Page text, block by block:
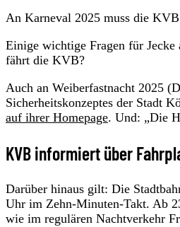
An Karneval 2025 muss die
Einige wichtige Fragen für Jecke
fährt die KVB?
Auch an Weiberfastnacht 2025
Sicherheitskonzeptes der Stadt
auf ihrer Homepage. Und: „Die
KVB informiert über
Darüber hinaus gilt: Die
Uhr im Zehn-Minuten-Takt. Ab
wie im regulären Nachtverkehr